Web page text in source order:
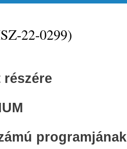
22-0299)
programjának